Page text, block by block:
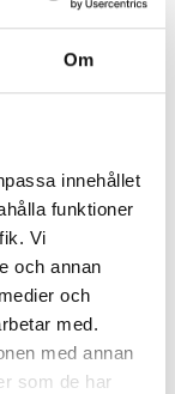
Om
innehållet
funktioner
Vi
och annan
och
med.
med annan
som de har